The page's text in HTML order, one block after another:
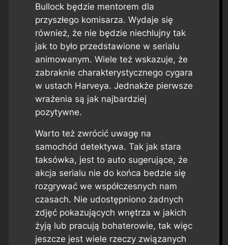
Bullock będzie mentorem dla
przyszłego komisarza. Wydaje się
również, że nie będzie niechlujny tak
jak to było przedstawione w serialu
animowanym. Wiele też wskazuje, że
zabraknie charakterystycznego cygara
w ustach Harveya. Jednakże pierwsze
wrażenia są jak najbardziej
pozytywne.
Warto też zwrócić uwagę na
samochód detektywa. Tak jak stara
taksówka, jest to auto sugerujące, że
akcja serialu nie do końca bedzie się
rozgrywać we współczesnych nam
czasach. Nie udostępniono żadnych
zdjęć pokazujących wnętrza w jakich
żyją lub pracują bohaterowie, tak więc
jeszcze jest wiele rzeczy związanych